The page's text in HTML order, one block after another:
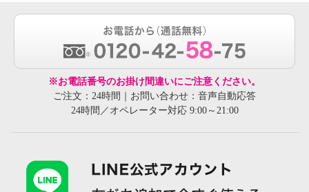
※お電話番号のお掛け間違いにご注意ください。
ご注文：24時間｜お問い合わせ：音声自動応答
24時間／オペレーター対応 9:00～21:00